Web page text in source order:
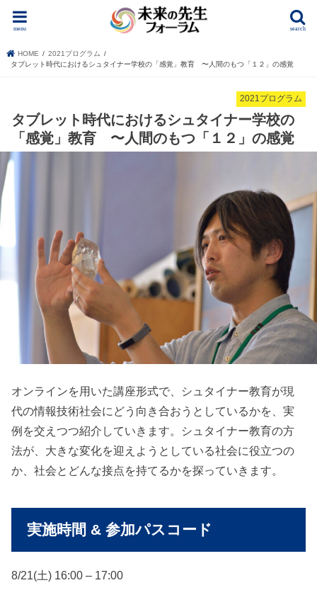
search
menu
HOME
2021プログラム
タブレット時代におけるシュタイナー学校の「感覚」教育 〜人間のもつ「１２」の感覚
2021プログラム
タブレット時代におけるシュタイナー学校の
「感覚」教育 〜人間のもつ「１２」の感覚
オンラインを用いた講座形式で、シュタイナー教育が現
代の情報技術社会にどう向き合おうとしているかを、実
例を交えつつ紹介していきます。シュタイナー教育の方
法が、大きな変化を迎えようとしている社会に役立つの
か、社会とどんな接点を持てるかを探っていきます。
実施時間 & 参加パスコード
8/21(土) 16:00 – 17:00